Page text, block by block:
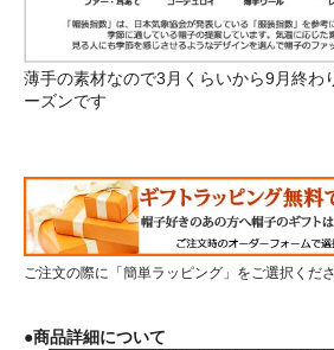
薄手の素材なので3月くらいから9月終わ
ーズンです
ご注文の際に「簡単ラッピング」をご選択くだ
●商品詳細について